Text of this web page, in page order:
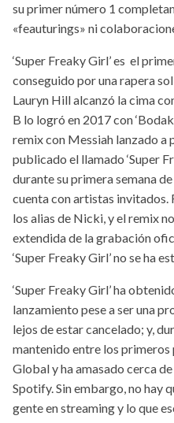
su primer número 1
«feauturings» ni
‘Super Freaky Girl’ es el
conseguido por una rapera
Lauryn Hill alcanzó la cima
B lo logró en 2017 con
remix con Messiah lanzado
publicado el llamado ‘Super
durante su primera semana
cuenta con artistas invitados.
los alias de Nicki, y el remix
extendida de la grabación
‘Super Freaky Girl’ no se ha
‘Super Freaky Girl’ ha
lanzamiento pese a ser una
lejos de estar cancelado; y,
mantenido entre los primeros
Global y ha amasado cerca
Spotify. Sin embargo, no hay
gente en streaming y lo que